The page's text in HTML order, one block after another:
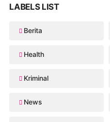
LABELS LIST
Berita
Health
Kriminal
News